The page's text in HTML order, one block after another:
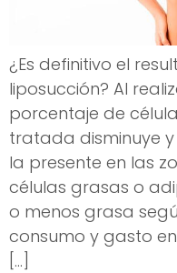
¿Es definitivo el
liposucción? Al
porcentaje de
tratada disminuye
la presente en las
células grasas o
o menos grasa
consumo y gasto
[…]